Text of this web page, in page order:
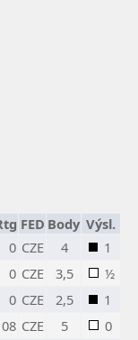
FED Body Výsl.
0 CZE 4
1
0 CZE 3,5
½
0 CZE 2,5
1
CZE 5
0